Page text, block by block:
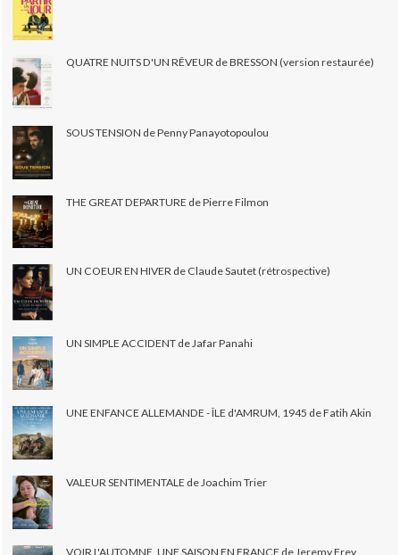
QUATRE NUITS D'UN RÊVEUR de BRESSON (version restaurée)
SOUS TENSION de Penny Panayotopoulou
THE GREAT DEPARTURE de Pierre Filmon
UN COEUR EN HIVER de Claude Sautet (rétrospective)
UN SIMPLE ACCIDENT de Jafar Panahi
UNE ENFANCE ALLEMANDE - ÎLE d'AMRUM, 1945 de Fatih Akin
VALEUR SENTIMENTALE de Joachim Trier
VOIR L'AUTOMNE, UNE SAISON EN FRANCE de Jeremy Frey